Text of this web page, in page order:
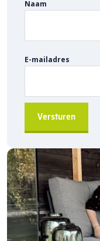
Bestellen via
Heb je vragen? Neem
Naam
E-mailadres